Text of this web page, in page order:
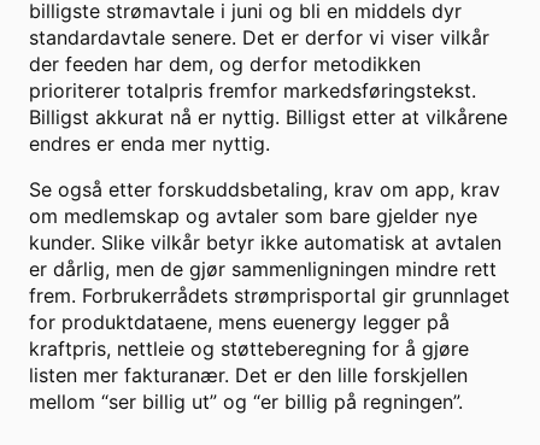
billigste strømavtale i juni og bli en middels dyr
standardavtale senere. Det er derfor vi viser vilkår
der feeden har dem, og derfor metodikken
prioriterer totalpris fremfor markedsføringstekst.
Billigst akkurat nå er nyttig. Billigst etter at vilkårene
endres er enda mer nyttig.
Se også etter forskuddsbetaling, krav om app, krav
om medlemskap og avtaler som bare gjelder nye
kunder. Slike vilkår betyr ikke automatisk at avtalen
er dårlig, men de gjør sammenligningen mindre rett
frem. Forbrukerrådets strømprisportal gir grunnlaget
for produktdataene, mens euenergy legger på
kraftpris, nettleie og støtteberegning for å gjøre
listen mer fakturanær. Det er den lille forskjellen
mellom “ser billig ut” og “er billig på regningen”.